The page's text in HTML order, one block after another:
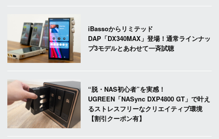
iBassoからリミテッド
DAP「DX340MAX」登場！通常ラインナッ
プ3モデルとあわせて一斉試聴
“脱・NAS初心者”を実感！
UGREEN「NASync DXP4800 GT」で叶え
るストレスフリーなクリエイティブ環境
【割引クーポン有】